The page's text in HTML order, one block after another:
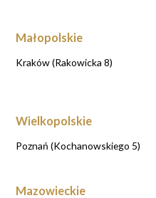
Małopolskie
Kraków (Rakowicka 8)
Wielkopolskie
Poznań (Kochanowskiego 5)
Mazowieckie